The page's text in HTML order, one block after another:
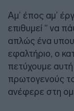
Αμ’ έπος αμ’
επιθυμεί “ να
απλώς ένα
εφαλτήριο, ο
πετύχουμε
πρωτογενούς
ανέφερε στη